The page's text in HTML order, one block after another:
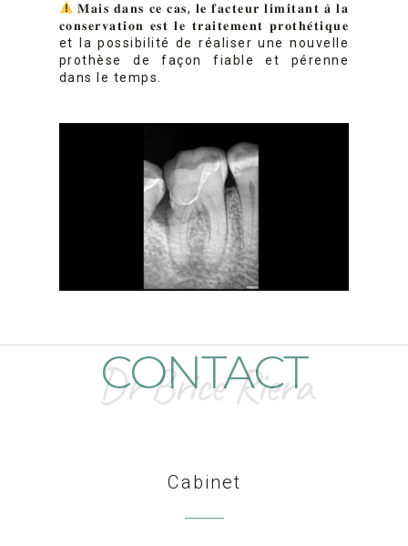
𝐌𝐚𝐢𝐬 𝐝𝐚𝐧𝐬 𝐜𝐞 𝐜𝐚𝐬, 𝐥𝐞 𝐟𝐚𝐜𝐭𝐞𝐮𝐫 𝐥𝐢𝐦𝐢𝐭𝐚𝐧𝐭 𝐚̀ 𝐥𝐚
𝐜𝐨𝐧𝐬𝐞𝐫𝐯𝐚𝐭𝐢𝐨𝐧 𝐞𝐬𝐭 𝐥𝐞 𝐭𝐫𝐚𝐢𝐭𝐞𝐦𝐞𝐧𝐭 𝐩𝐫𝐨𝐭𝐡𝐞́𝐭𝐢𝐪𝐮𝐞
et la possibilité de réaliser une nouvelle
prothèse de façon fiable et pérenne
dans le temps.
CONTACT
Dr Brice Riera
Cabinet